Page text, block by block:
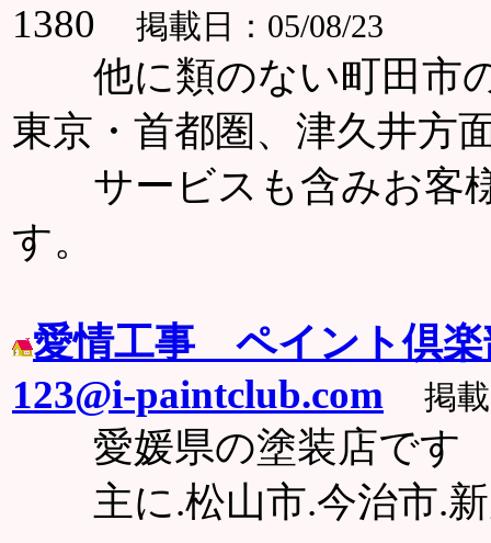
1380
掲載日：05/08/23
他に類のない町田市の
東京・首都圏、津久井方
サービスも含みお客様
す。
愛情工事 ペイント倶楽
123@i-paintclub.com
掲
愛媛県の塗装店です
主に.松山市.今治市.新